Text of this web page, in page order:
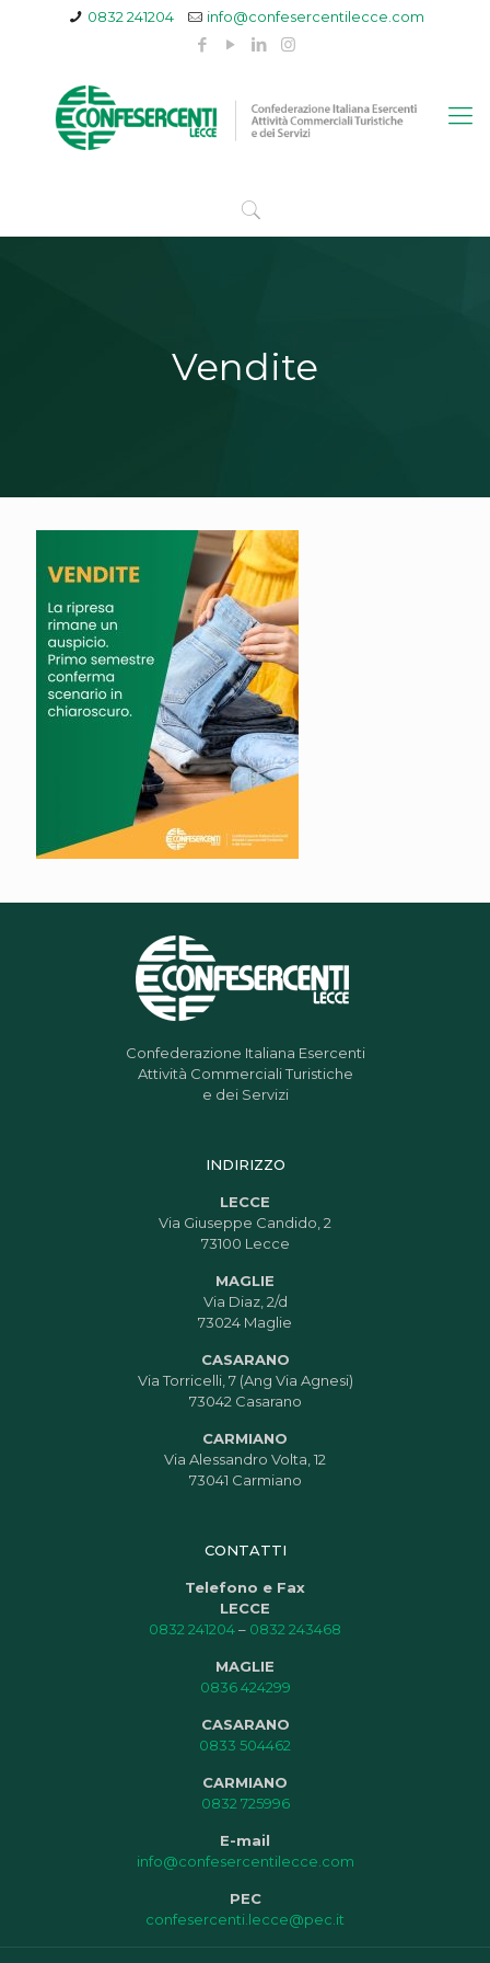
0832 241204 info@confesercentilecce.com
Vendite
Confederazione Italiana Esercenti
Attività Commerciali Turistiche
e dei Servizi
INDIRIZZO
LECCE
Via Giuseppe Candido, 2
73100 Lecce
MAGLIE
Via Diaz, 2/d
73024 Maglie
CASARANO
Via Torricelli, 7 (Ang Via Agnesi)
73042 Casarano
CARMIANO
Via Alessandro Volta, 12
73041 Carmiano
CONTATTI
Telefono e Fax
LECCE
0832 241204– 0832 243468
MAGLIE
0836 424299
CASARANO
0833 504462
CARMIANO
0832 725996
E-mail
info@confesercentilecce.com
PEC
confesercenti.lecce@pec.it